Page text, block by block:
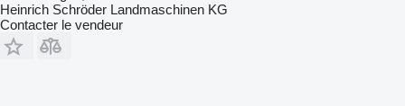
Heinrich Schröder Landmaschinen KG
Contacter le vendeur